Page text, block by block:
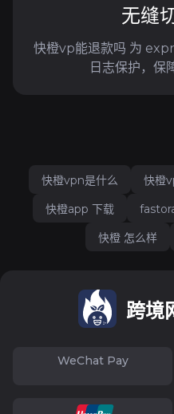
无缝
快橙vp能退款吗 为
日志保护，保
快橙vpn是什么 快橙
快橙app 下载
快橙 怎么样
跨境
WeChat Pay